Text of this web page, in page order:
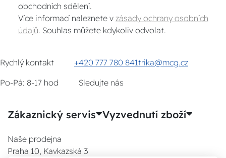
obchodních sdělení.
Více informací naleznete v zásady ochrany osobních
údajů . Souhlas můžete kdykoliv odvolat.
Rychlý kontakt +420 777 780 841trika@mcg.cz
Po-Pá: 8-17 hod
Sledujte nás
Zákaznický servis Vyzvednutí zboží
Naše prodejna
Praha 10, Kavkazská 3